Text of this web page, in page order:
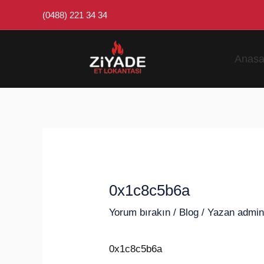
atla
(0488) 221 34 34
0x1c8c5b6a
Yorum bırakın / Blog / Yazan admin
0x1c8c5b6a
navigation